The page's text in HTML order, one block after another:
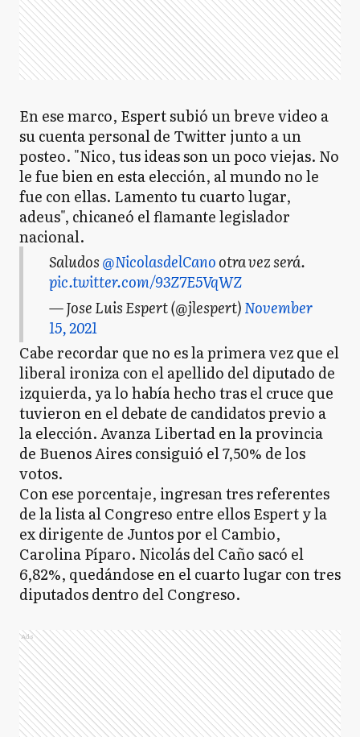
En ese marco, Espert subió un breve video a
su cuenta personal de Twitter junto a un
posteo. "Nico, tus ideas son un poco viejas. No
le fue bien en esta elección, al mundo no le
fue con ellas. Lamento tu cuarto lugar,
adeus", chicaneó el flamante legislador
nacional.
Saludos@NicolasdelCanootra vez será.
pic.twitter.com/93Z7E5VqWZ
— Jose Luis Espert (@jlespert)November
15, 2021
Cabe recordar que no es la primera vez que el
liberal ironiza con el apellido del diputado de
izquierda, ya lo había hecho tras el cruce que
tuvieron en el debate de candidatos previo a
la elección. Avanza Libertad en la provincia
de Buenos Aires consiguió el 7,50% de los
votos.
Con ese porcentaje, ingresan tres referentes
de la lista al Congreso entre ellos Espert y la
ex dirigente de Juntos por el Cambio,
Carolina Píparo. Nicolás del Caño sacó el
6,82%, quedándose en el cuarto lugar con tres
diputados dentro del Congreso.
Ads